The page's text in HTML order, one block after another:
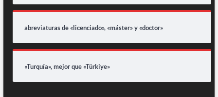
abreviaturas de «licenciado», «máster» y «doctor»
«Turquía», mejor que «Türkiye»